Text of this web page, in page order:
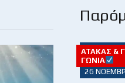
ΑΤΆΚΑΣ &
ΓΩΝΊΑ
26